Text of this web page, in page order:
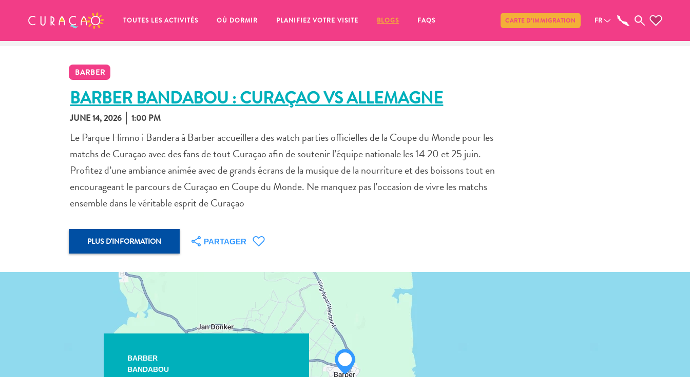
TOUTES LES ACTIVITÉS OÙ DORMIR PLANIFIEZ VOTRE VISITE BLOGS FAQS CARTE D’IMMIGRATION FR
BARBER
BARBER BANDABOU : CURAÇAO VS ALLEMAGNE
JUNE 14, 2026 1:00 PM
Le Parque Himno i Bandera à Barber accueillera des watch parties officielles de la Coupe du Monde pour les
matchs de Curaçao avec des fans de tout Curaçao afin de soutenir l’équipe nationale les 14 20 et 25 juin.
Profitez d’une ambiance animée avec de grands écrans de la musique de la nourriture et des boissons tout en
encourageant le parcours de Curaçao en Coupe du Monde. Ne manquez pas l’occasion de vivre les matchs
ensemble dans le véritable esprit de Curaçao
PLUS D'INFORMATION PARTAGER
WHATSAPP
BARBER
BANDABOU
MES FAVORIS Partager
of your favorite places to stay yet.
Chaque fois que vous souhaitez enregistrer quelque chose pour plus tard, assurez-vous de cliquer sur le